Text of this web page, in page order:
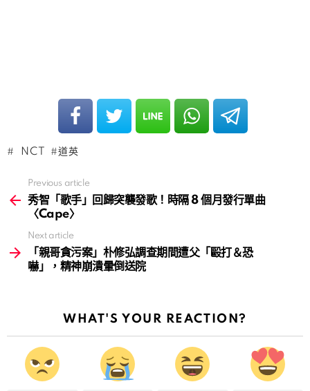
NCT 道英
more
Previous article
秀智「歌手」回歸突襲發歌！時隔 8 個月發行單曲
〈Cape〉
Next article
「親哥貪污案」朴修弘調查期間遭父「毆打＆恐
嚇」，精神崩潰暈倒送院
WHAT'S YOUR REACTION?